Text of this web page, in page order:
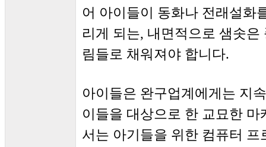
어 아이들이 동화나 전래설화
리게 되는, 내면적으로 샘솟
림들로 채워져야 합니다.
아이들은 완구업계에게는 지
이들을 대상으로 한 교묘한
서는 아기들을 위한 컴퓨터